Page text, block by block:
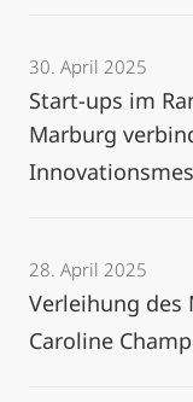
30. April 2025
Start-ups im
Marburg
28. April 2025
Verleihung des
Caroline